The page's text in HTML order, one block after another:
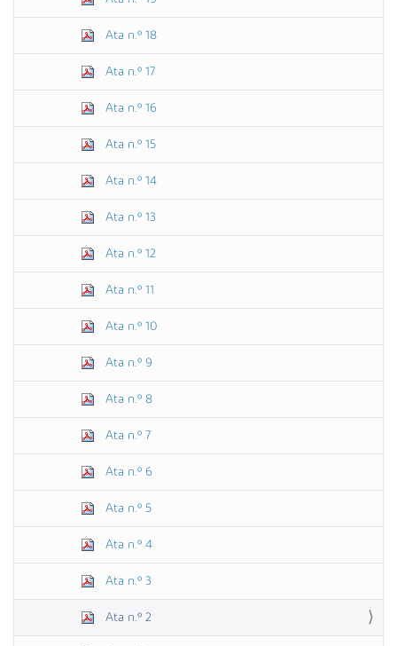
Ata n.º 18
Ata n.º 17
Ata n.º 16
Ata n.º 15
Ata n.º 14
Ata n.º 13
Ata n.º 12
Ata n.º 11
Ata n.º 10
Ata n.º 9
Ata n.º 8
Ata n.º 7
Ata n.º 6
Ata n.º 5
Ata n.º 4
Ata n.º 3
Ata n.º 2